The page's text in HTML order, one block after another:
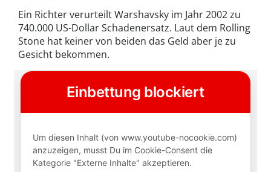
Ein Richter verurteilt Warshavsky im Jahr 2002 zu
740.000 US-Dollar Schadenersatz. Laut dem Rolling
Stone hat keiner von beiden das Geld aber je zu
Gesicht bekommen.